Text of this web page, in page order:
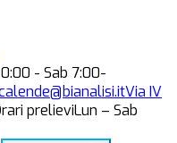
- Sab 7:00-
Via IV
prelieviLun – Sab